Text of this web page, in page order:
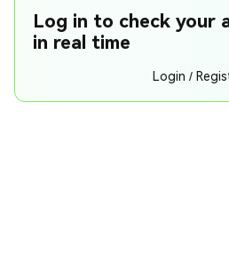
Log in to check your
in real time
Login /